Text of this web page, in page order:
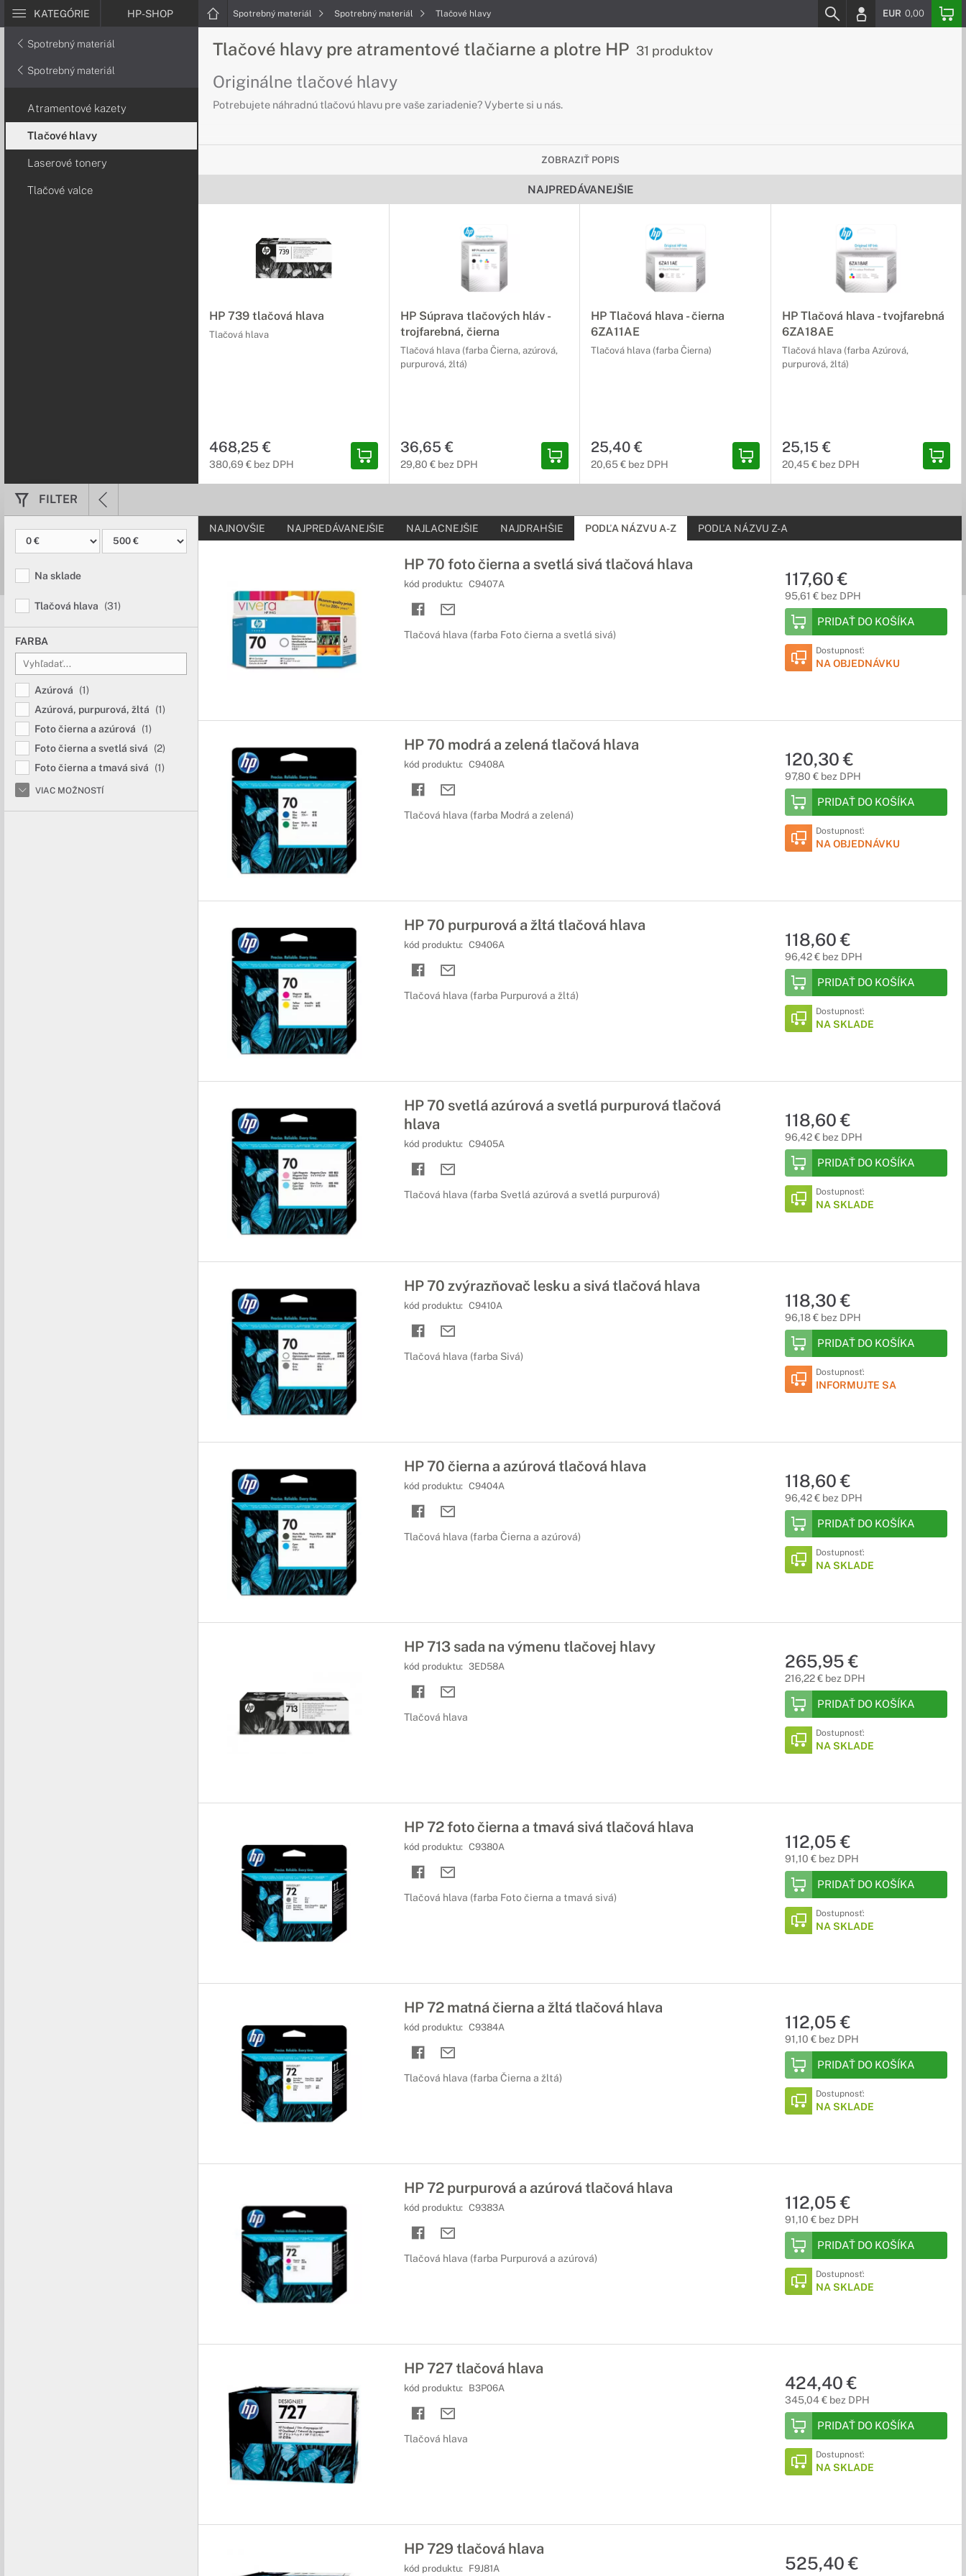
KATEGÓRIE HP-SHOP Spotrebný materiál Spotrebný materiál Tlačové hlavy EUR 0,00
Spotrebný materiál
Spotrebný materiál
Atramentové kazety
Tlačové hlavy
Laserové tonery
Tlačové valce
Tlačové hlavy pre atramentové tlačiarne a plotre HP 31 produktov
Originálne tlačové hlavy
Potrebujete náhradnú tlačovú hlavu pre vaše zariadenie? Vyberte si u nás.
ZOBRAZIŤ POPIS
NAJPREDÁVANEJŠIE
HP 739 tlačová hlava
Tlačová hlava
468,25 €
380,69 € bez DPH
HP Súprava tlačových hláv -
trojfarebná, čierna
Tlačová hlava (farba Čierna, azúrová,
purpurová, žltá)
36,65 €
29,80 € bez DPH
HP Tlačová hlava - čierna
6ZA11AE
Tlačová hlava (farba Čierna)
25,40 €
20,65 € bez DPH
HP Tlačová hlava - tvojfarebná
6ZA18AE
Tlačová hlava (farba Azúrová,
purpurová, žltá)
25,15 €
20,45 € bez DPH
FILTER
Na sklade
Tlačová hlava (31)
FARBA
Azúrová
(1)
Azúrová, purpurová, žltá
(1)
Foto čierna a azúrová
(1)
Foto čierna a svetlá sivá
(2)
Foto čierna a tmavá sivá
(1)
VIAC MOŽNOSTÍ
NAJNOVŠIE NAJPREDÁVANEJŠIE NAJLACNEJŠIE NAJDRAHŠIE PODĽA NÁZVU A-Z PODĽA NÁZVU Z-A
HP 70 foto čierna a svetlá sivá tlačová hlava
kód produktu: C9407A
Tlačová hlava (farba Foto čierna a svetlá sivá)
117,60 €
95,61 € bez DPH
PRIDAŤ DO KOŠÍKA
Dostupnosť:
NA OBJEDNÁVKU
HP 70 modrá a zelená tlačová hlava
kód produktu: C9408A
Tlačová hlava (farba Modrá a zelená)
120,30 €
97,80 € bez DPH
PRIDAŤ DO KOŠÍKA
Dostupnosť:
NA OBJEDNÁVKU
HP 70 purpurová a žltá tlačová hlava
kód produktu: C9406A
Tlačová hlava (farba Purpurová a žltá)
118,60 €
96,42 € bez DPH
PRIDAŤ DO KOŠÍKA
Dostupnosť:
NA SKLADE
HP 70 svetlá azúrová a svetlá purpurová tlačová
hlava
kód produktu: C9405A
Tlačová hlava (farba Svetlá azúrová a svetlá purpurová)
118,60 €
96,42 € bez DPH
PRIDAŤ DO KOŠÍKA
Dostupnosť:
NA SKLADE
HP 70 zvýrazňovač lesku a sivá tlačová hlava
kód produktu: C9410A
Tlačová hlava (farba Sivá)
118,30 €
96,18 € bez DPH
PRIDAŤ DO KOŠÍKA
Dostupnosť:
INFORMUJTE SA
HP 70 čierna a azúrová tlačová hlava
kód produktu: C9404A
Tlačová hlava (farba Čierna a azúrová)
118,60 €
96,42 € bez DPH
PRIDAŤ DO KOŠÍKA
Dostupnosť:
NA SKLADE
HP 713 sada na výmenu tlačovej hlavy
kód produktu: 3ED58A
Tlačová hlava
265,95 €
216,22 € bez DPH
PRIDAŤ DO KOŠÍKA
Dostupnosť:
NA SKLADE
HP 72 foto čierna a tmavá sivá tlačová hlava
kód produktu: C9380A
Tlačová hlava (farba Foto čierna a tmavá sivá)
112,05 €
91,10 € bez DPH
PRIDAŤ DO KOŠÍKA
Dostupnosť:
NA SKLADE
HP 72 matná čierna a žltá tlačová hlava
kód produktu: C9384A
Tlačová hlava (farba Čierna a žltá)
112,05 €
91,10 € bez DPH
PRIDAŤ DO KOŠÍKA
Dostupnosť:
NA SKLADE
HP 72 purpurová a azúrová tlačová hlava
kód produktu: C9383A
Tlačová hlava (farba Purpurová a azúrová)
112,05 €
91,10 € bez DPH
PRIDAŤ DO KOŠÍKA
Dostupnosť:
NA SKLADE
HP 727 tlačová hlava
kód produktu: B3P06A
Tlačová hlava
424,40 €
345,04 € bez DPH
PRIDAŤ DO KOŠÍKA
Dostupnosť:
NA SKLADE
HP 729 tlačová hlava
kód produktu: F9J81A 525,40 €